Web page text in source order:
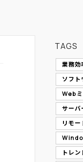
TAGS
業務効
ソフト
Web
サーバ
リモー
トレン